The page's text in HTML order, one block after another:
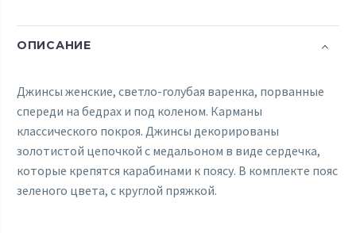
ОПИСАНИЕ
Джинсы женские, светло-голубая варенка, порванные
спереди на бедрах и под коленом. Карманы
классического покроя. Джинсы декорированы
золотистой цепочкой с медальоном в виде сердечка,
которые крепятся карабинами к поясу. В комплекте пояс
зеленого цвета, с круглой пряжкой.